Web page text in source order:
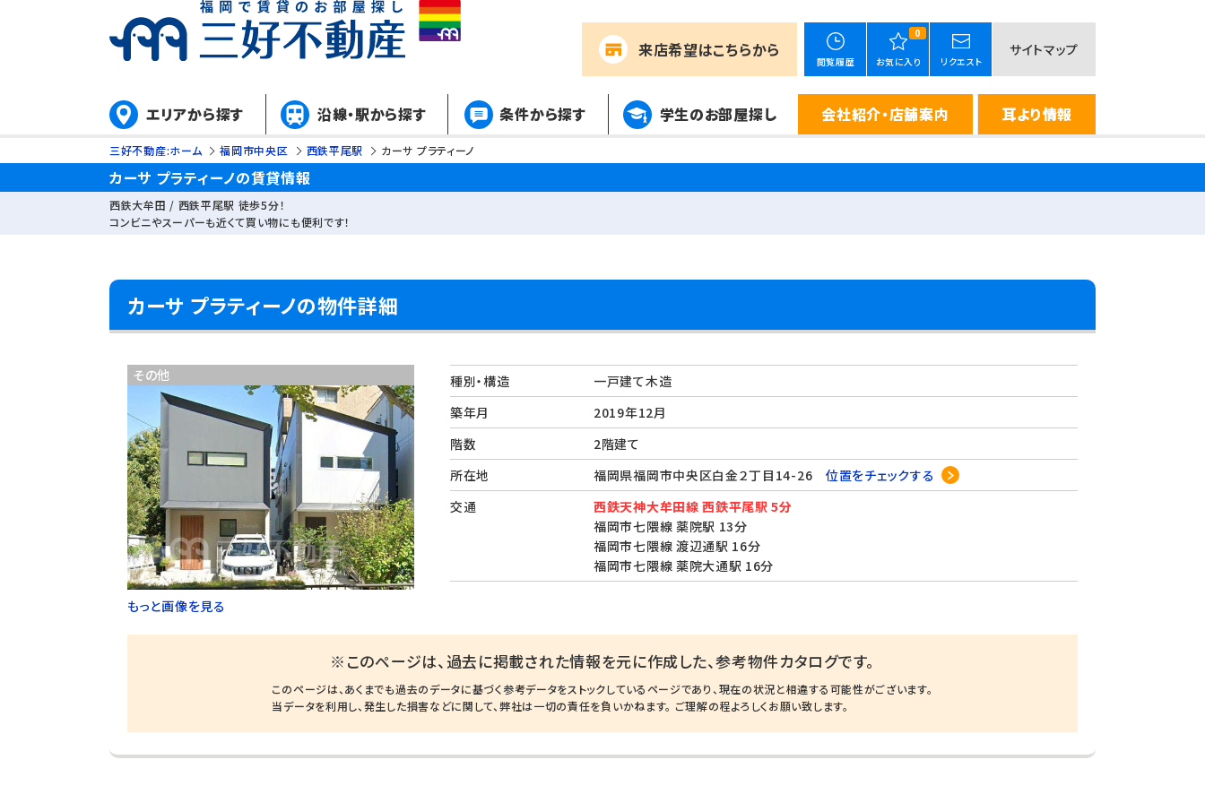
来店希望はこちらから
閲覧履歴
0
お気に入り リクエスト
サイトマップ
エリアから探す 沿線・駅から探す 条件から探す 学生のお部屋探し 会社紹介・店舗案内 耳より情報
三好不動産:ホーム 福岡市中央区 西鉄平尾駅 カーサ プラティーノ
カーサ プラティーノの賃貸情報
西鉄大牟田 / 西鉄平尾駅 徒歩5分！
コンビニやスーパーも近くて買い物にも便利です！
カーサ プラティーノの物件詳細
その他
もっと画像を見る
種別・構造
一戸建て木造
築年月
2019年12月
階数
2階建て
所在地
福岡県福岡市中央区白金２丁目14-26 位置をチェックする
交通
西鉄天神大牟田線 西鉄平尾駅 5分
福岡市七隈線 薬院駅 13分
福岡市七隈線 渡辺通駅 16分
福岡市七隈線 薬院大通駅 16分
※このページは、過去に掲載された情報を元に作成した、参考物件カタログです。
このページは、あくまでも過去のデータに基づく参考データをストックしているページであり、現在の状況と相違する可能性がございます。
当データを利用し、発生した損害などに関して、弊社は一切の責任を負いかねます。 ご理解の程よろしくお願い致します。